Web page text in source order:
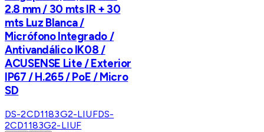
2.8 mm / 30 mts IR + 30
mts Luz Blanca /
Micrófono Integrado /
Antivandálico IK08 /
ACUSENSE Lite / Exterior
IP67 / H.265 / PoE / Micro
SD
DS-2CD1183G2-LIUFDS-
2CD1183G2-LIUF